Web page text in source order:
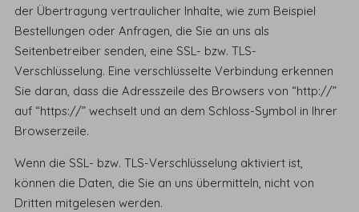
der Übertragung vertraulicher Inhalte, wie zum Beispiel
Bestellungen oder Anfragen, die Sie an uns als
Seitenbetreiber senden, eine SSL- bzw. TLS-
Verschlüsselung. Eine verschlüsselte Verbindung erkennen
Sie daran, dass die Adresszeile des Browsers von “http://”
auf “https://” wechselt und an dem Schloss-Symbol in Ihrer
Browserzeile.
Wenn die SSL- bzw. TLS-Verschlüsselung aktiviert ist,
können die Daten, die Sie an uns übermitteln, nicht von
Dritten mitgelesen werden.